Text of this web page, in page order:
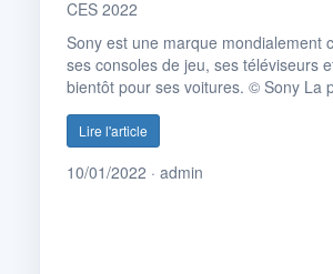
CES 2022
Sony est une marque mondialement
ses consoles de jeu, ses téléviseurs
bientôt pour ses voitures. © Sony La
Lire l'article
10/01/2022 · admin